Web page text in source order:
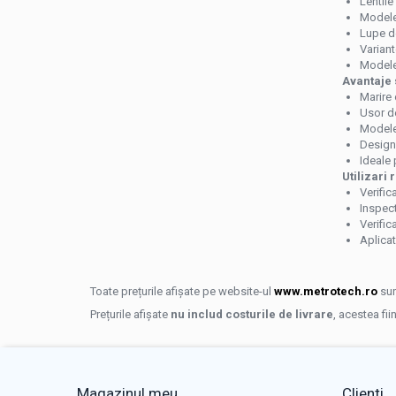
Instrumente de masurat planeitati si
Lupe
Avantaje
Marire
Usor
Ideale
Utilizari
Toate prețurile afișate pe website-ul www.metrotech.ro
Prețurile afișate nu includ costurile de livrare, acestea